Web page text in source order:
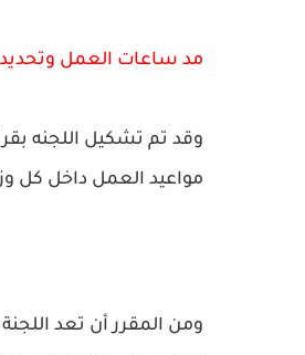
مد ساعات العمل وتحديد
مواعيد العمل داخل كل
ومن المقرر أن تعد اللجنة